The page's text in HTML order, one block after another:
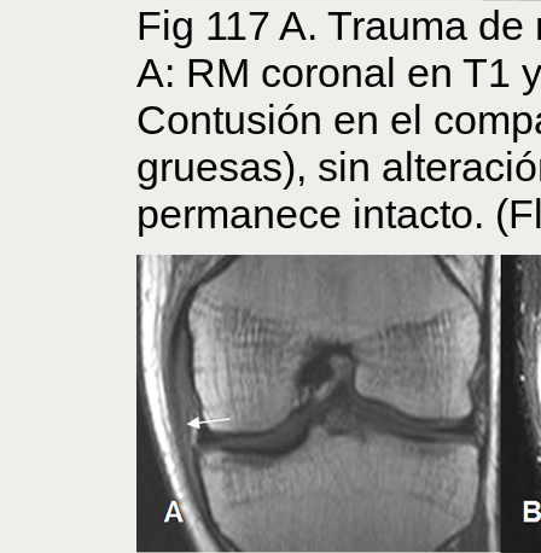
Fig 117 A. Trauma de
A: RM coronal en T1
Contusión en el
gruesas), sin
permanece intacto.